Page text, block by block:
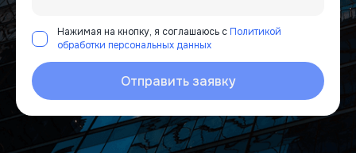
Нажимая на кнопку, я соглашаюсь с Политикой
обработки персональных данных
Отправить заявку